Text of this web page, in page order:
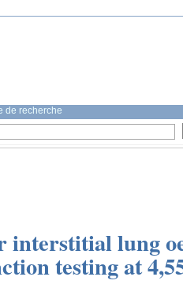
de recherche
interstitial lung
testing at